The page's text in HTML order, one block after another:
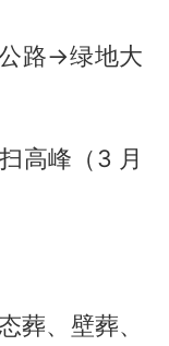
路→绿地大
高峰（3 月
葬、壁葬、